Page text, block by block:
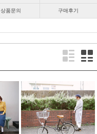
상품문의 구매후기